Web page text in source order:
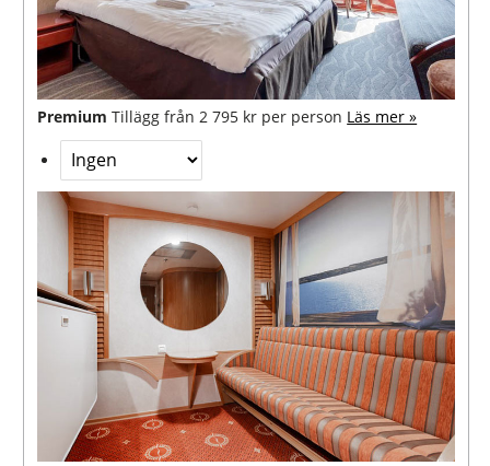
Premium Tillägg från 2 795 kr per person Läs mer »